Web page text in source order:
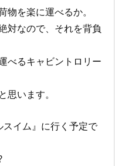
を楽に運べるか。
対なので、それを背負
べるキャビントロリー
います。
イム』に行く予定で